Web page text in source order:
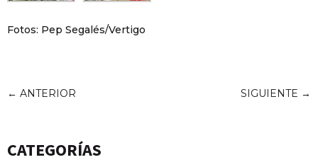
Fotos: Pep Segalés/Vertigo
← ANTERIOR SIGUIENTE →
CATEGORÍAS